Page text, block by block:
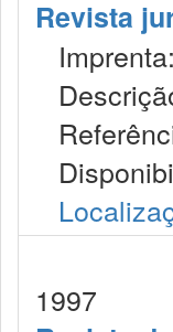
Revista
1997